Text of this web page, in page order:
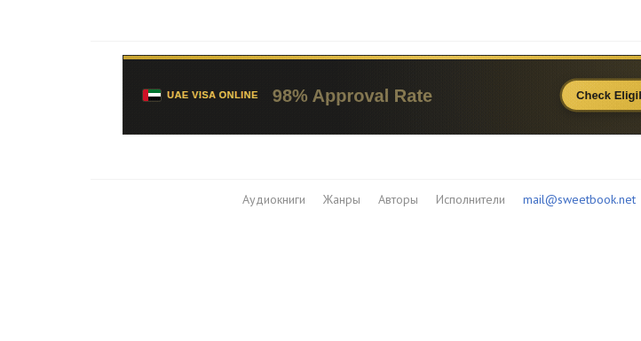
Аудиокниги Жанры Авторы Исполнители mail@sweetbook.net